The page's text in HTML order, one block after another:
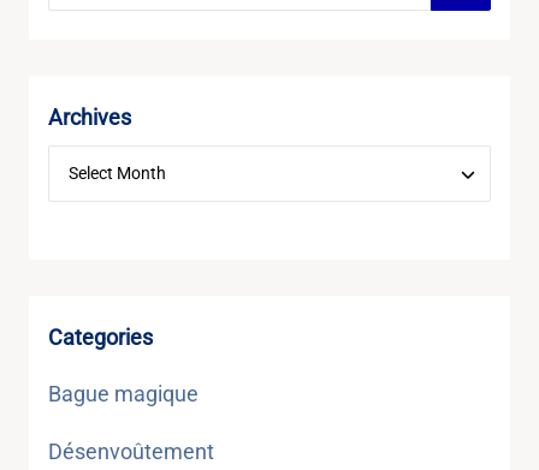
Archives
Categories
Bague magique
Désenvoûtement